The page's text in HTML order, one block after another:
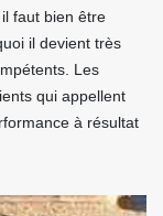
il faut bien être
il devient très
Les
qui appellent
à résultat